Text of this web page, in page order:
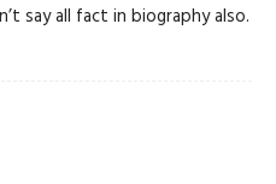
say all fact in biography also.